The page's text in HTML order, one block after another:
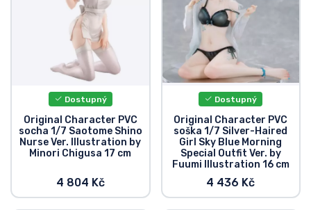
Dostupný
Original Character PVC
socha 1/7 Saotome Shino
Nurse Ver. Illustration by
Minori Chigusa 17 cm
4 804 Kč
Dostupný
Original Character PVC
soška 1/7 Silver-Haired
Girl Sky Blue Morning
Special Outfit Ver. by
Fuumi Illustration 16 cm
4 436 Kč